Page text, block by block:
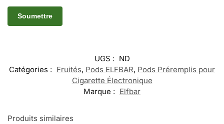
UGS : ND
Catégories : Fruités, Pods ELFBAR, Pods Préremplis pour
Cigarette Électronique
Marque : Elfbar
Produits similaires